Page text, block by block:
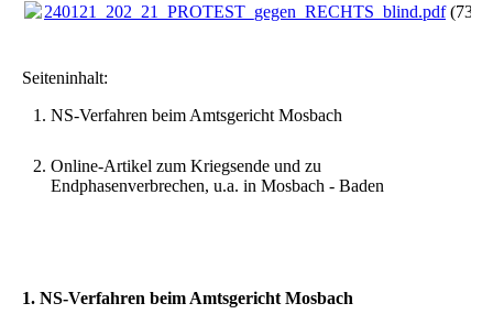
240121_202_21_PROTEST_gegen_RECHTS_blind.pdf
Seiteninhalt:
NS-Verfahren beim Amtsgericht Mosbach
Online-Artikel zum Kriegsende und zu
Endphasenverbrechen, u.a. in Mosbach - Baden
1. NS-Verfahren beim Amtsgericht Mosbach